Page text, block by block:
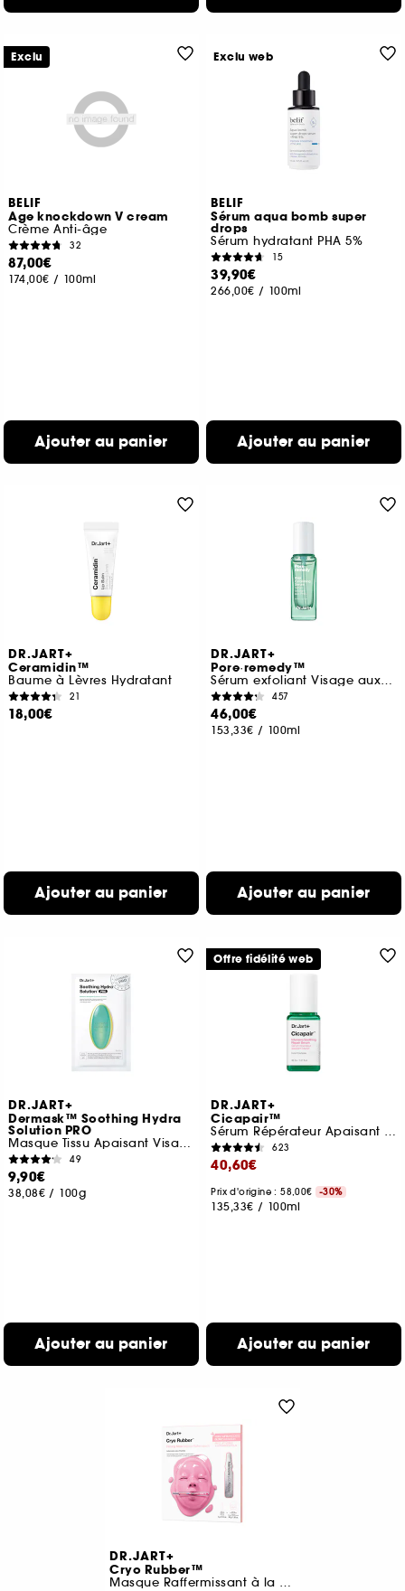
BELIF
Age knockdown V cream
Crème Anti-âge
32
87,00€
174,00€ / 100ml
Ajouter au panier
Exclu
BELIF
Sérum aqua bomb super
drops
Sérum hydratant PHA 5%
15
39,90€
266,00€ / 100ml
Ajouter au panier
Exclu web
DR.JART+
Ceramidin™
Baume à Lèvres Hydratant
21
18,00€
Ajouter au panier
DR.JART+
Pore·remedy™
Sérum exfoliant Visage aux PHA
457
46,00€
153,33€ / 100ml
Ajouter au panier
DR.JART+
Dermask™ Soothing Hydra
Solution PRO
Masque Tissu Apaisant Visage
49
9,90€
38,08€ / 100g
Ajouter au panier
DR.JART+
Cicapair™
Sérum Répérateur Apaisant Intensif
623
40,60€
Prix d'origine : 58,00€ -30%
135,33€ / 100ml
Ajouter au panier
Offre fidélité web
DR.JART+
Cryo Rubber™
Masque Raffermissant à la Glycérine